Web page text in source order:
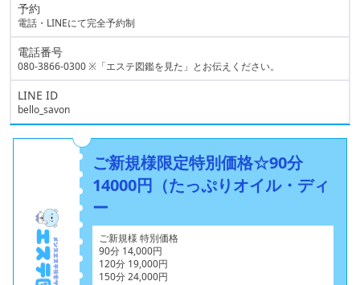
予約
電話・LINEにて完全予約制
電話番号
080-3866-0300※「エステ図鑑を見た」とお伝えください。
LINE ID
bello_savon
ご新規様限定特別価格☆90分
14000円（たっぷりオイル・ディ
ー
ご新規様 特別価格
90分 14,000円
120分 19,000円
150分 24,000円